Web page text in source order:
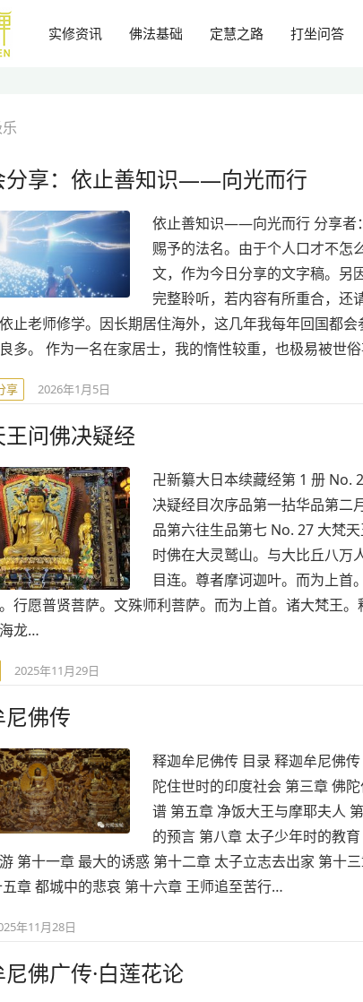
实修资讯 佛法基础 定慧之路 打坐问答
分享：依止善知识——向光而行
依止善知识——向光而行 分享者
赐予的法名。由于个人口才不怎
文，作为今日分享的文字稿。另
完整聆听，若内容有所重合，还
止老师修学。因长期居住海外，这几年我每年回国都
多。 作为一名在家居士，我的惰性较重，也极易被世
享 2026年1月5日
问佛决疑经
卍新纂大日本续藏经第 1 册 No.
决疑经目次序品第一拈华品第二
品第六往生品第七 No. 27 大梵
时佛在大灵鹫山。与大比丘八万
目连。尊者摩诃迦叶。而为上首
行愿普贤菩萨。文殊师利菩萨。而为上首。诸大梵王
龙…
2025年11月29日
佛传
释迦牟尼佛传 目录 释迦牟尼佛
陀住世时的印度社会 第三章 佛
谱 第五章 净饭大王与摩耶夫人
的预言 第八章 太子少年时的教
第十一章 最大的诱惑 第十二章 太子立志去出家 第十
章 都城中的悲哀 第十六章 王师追至苦行…
年11月28日
佛广传·白莲花论